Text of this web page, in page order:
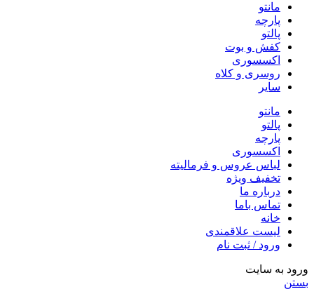
مانتو
پارچه
پالتو
کفش و بوت
اکسسوری
روسری و کلاه
سایر
مانتو
پالتو
پارچه
اکسسوری
لباس عروس و فرمالیته
تخفیف ویژه
درباره ما
تماس باما
خانه
لیست علاقمندی
ورود / ثبت نام
ورود به سایت
بستن